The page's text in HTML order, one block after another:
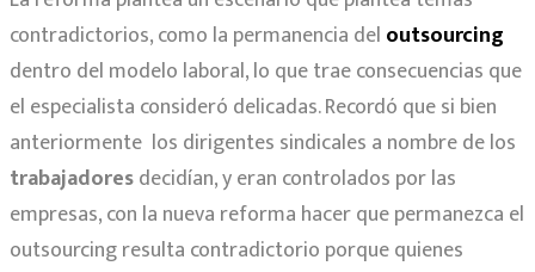
contradictorios, como la permanencia del outsourcing
dentro del modelo laboral, lo que trae consecuencias que
el especialista consideró delicadas. Recordó que si bien
anteriormente los dirigentes sindicales a nombre de los
trabajadoresdecidían, y eran controlados por las
empresas, con la nueva reforma hacer que permanezca el
outsourcing resulta contradictorio porque quienes